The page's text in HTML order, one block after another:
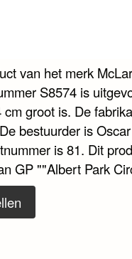
van het merk
S8574 is
cm groot is. De
bestuurder is
is 81. Dit
GP ""Albert Park